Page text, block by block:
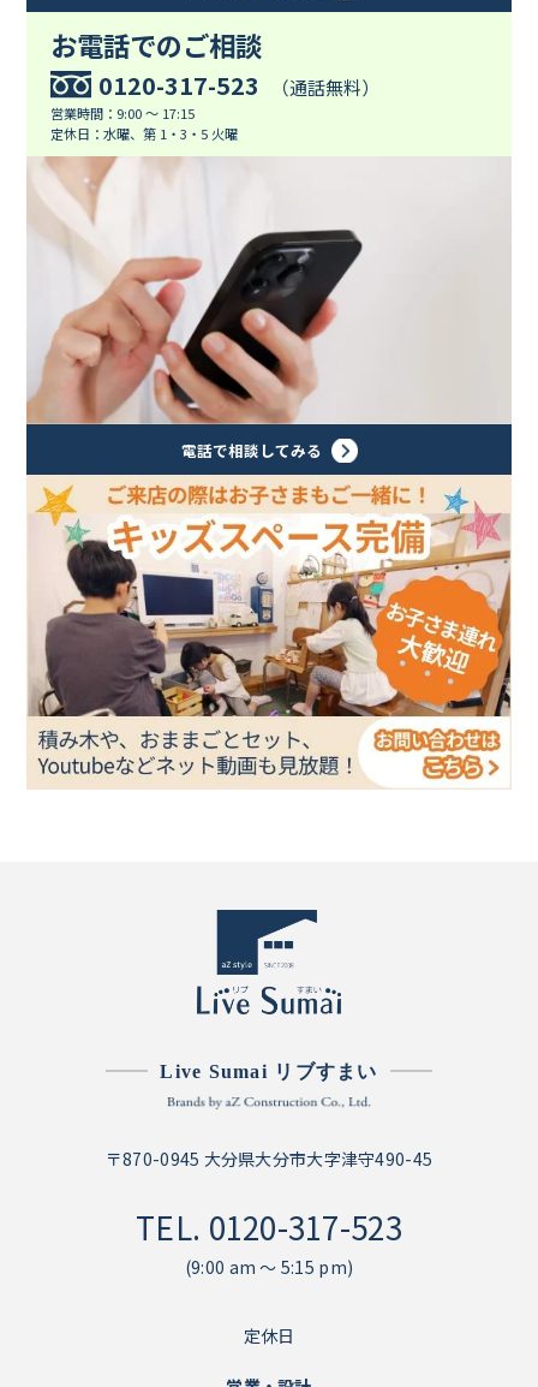
お電話でのご相談
0120-317-523 （通話無料）
営業時間：9:00 ～ 17:15
定休日：水曜、第 1・3・5 火曜
電話で相談してみる
Live Sumai リブすまい
〒870-0945 大分県大分市大字津守490-45
TEL. 0120-317-523
(9:00 am ～ 5:15 pm)
定休日